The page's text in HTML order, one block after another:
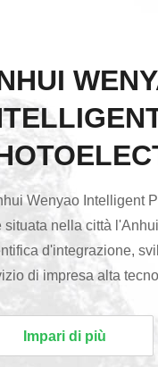
Wenyao Intelligent
situata nella città
d'integrazione,
di impresa alta
di colore di C C
Impari di più